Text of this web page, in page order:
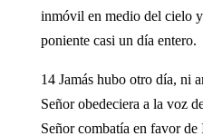
inmóvil en medio del cielo
poniente casi un día entero.
14 Jamás hubo otro día, ni
Señor obedeciera a la voz
Señor combatía en favor de